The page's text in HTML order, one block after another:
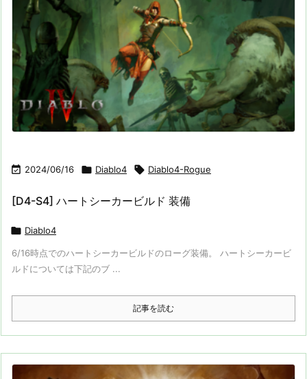
 2024/06/16  Diablo4  Diablo4-Rogue
[D4-S4] ハートシーカービルド 装備
 Diablo4
6/16時点でのハートシーカービルドのローグ装備。 ハートシーカービ
ルドについては下記のブ ...
記事を読む